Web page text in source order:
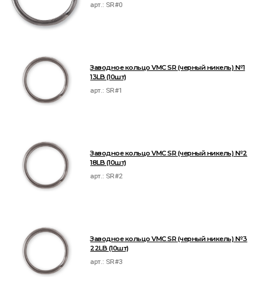
арт.: SR#0
Заводное кольцо VMC SR (черный никель) №1
13LB (10шт)
арт.: SR#1
Заводное кольцо VMC SR (черный никель) №2
18LB (10шт)
арт.: SR#2
Заводное кольцо VMC SR (черный никель) №3
22LB (10шт)
арт.: SR#3